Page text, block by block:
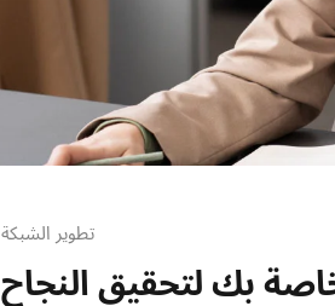
تطوير الشبكة
بك لتحقيق النجاح